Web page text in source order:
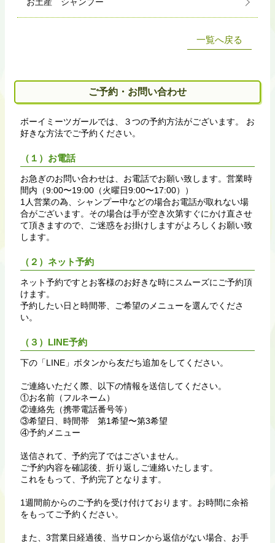
一覧へ戻る
ご予約・お問い合わせ
ボーイミーツガールでは、３つの予約方法がございます。 お
好きな方法でご予約ください。
（１）お電話
お急ぎのお問い合わせは、お電話でお願い致します。営業時
間内（9:00〜19:00（火曜日9:00〜17:00））
1人営業の為、シャンプー中などの場合お電話が取れない場
合がございます。その場合は手が空き次第すぐにかけ直させ
て頂きますので、ご迷惑をお掛けしますがよろしくお願い致
します。
（２）ネット予約
ネット予約ですとお客様のお好きな時にスムーズにご予約頂
けます。
予約したい日と時間帯、ご希望のメニューを選んでくださ
い。
（３）LINE予約
下の「LINE」ボタンから友だち追加をしてください。
ご連絡いただく際、以下の情報を送信してください。
①お名前（フルネーム）
②連絡先（携帯電話番号等）
③希望日、時間帯 第1希望〜第3希望
④予約メニュー
送信されて、予約完了ではございません。
ご予約内容を確認後、折り返しご連絡いたします。
これをもって、予約完了となります。
1週間前からのご予約を受け付けております。お時間に余裕
をもってご予約ください。
また、3営業日経過後、当サロンから返信がない場合、お手